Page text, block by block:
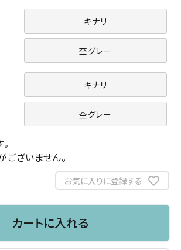
キナリ
杢グレー
キナリ
杢グレー
ざいません。
お気に入りに登録する
カートに入れる